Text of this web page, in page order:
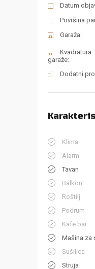
Datum
Površina
Garaža:
Kvadratura
garaže:
Dodatni
Klima
Alarm
Tavan
Balkon
Roštilj
Podrum
Kafe bar
Mašina za
Sušilica
Struja